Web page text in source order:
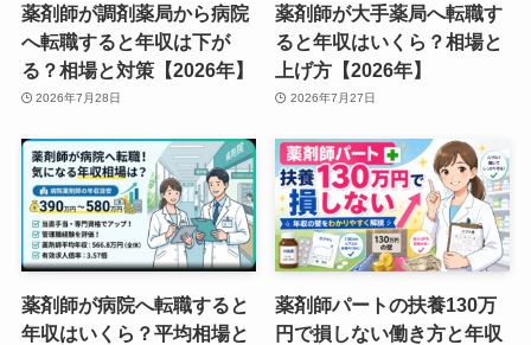
薬剤師が調剤薬局から病院
へ転職すると年収は下が
る？相場と対策【2026年】
2026年7月28日
薬剤師が大手薬局へ転職す
ると年収はいくら？相場と
上げ方【2026年】
2026年7月27日
薬剤師が病院へ転職すると
年収はいくら？平均相場と
薬剤師パートの扶養130万
円で損しない働き方と年収